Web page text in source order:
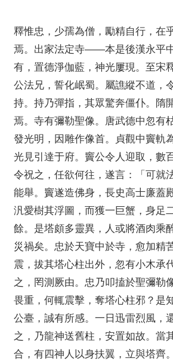
釋惟忠 ， 少孺為僧 ，勵精自行 ，在
焉。 出家法定寺——本是後漢永平
有 ，置德淨伽藍 ，神光屢現。至宋
公法兄 ，誓化岷蜀。 屬譙縱不道 ，
持。持乃彈指 ，其眾驚奔僵仆。
隋
焉。寺有彌勒聖像。 唐武德中忽有
發光明 ， 因雕作像首。 貞觀中竇軌
光見引達于府。 竇公令人迎取 ，數
令祝之 ，任欲何往 ，遂言 ：「可就
能舉。 竇遂造佛身 ，長史高士廉蓋
汎愛樹其浮圖 ，而獲一巨蟹 ，身足
餘。 是塔頗多靈異 ， 人或將酒肉乘
災禍矣。忠於天寶中於寺 ，愈加精
震 ，拔其塔心柱出外 ，忽有小木承
之 ， 罔測厥由。忠乃叩搕於聖彌勒
畏重 ，何輒震擊 ，奪塔心柱邪 ？ 是
公臺 ，誠有所感。一日迅雷烈風 ，
之 ， 乃龍神送舊柱 ，安置如故。當
合 ，有四神人以身扶翼 ， 立與塔齊